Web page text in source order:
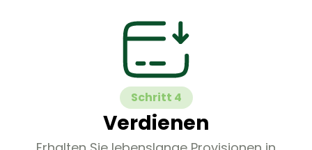
Schritt 4
Verdienen